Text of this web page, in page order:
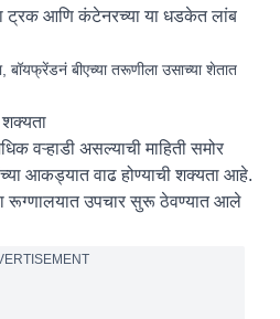
ट्रक आणि कंटेनरच्या या धडकेत लांब
बॉयफ्रेंडनं बीएच्या तरूणीला उसाच्या शेतात
शक्यता
वऱ्हाडी असल्याची माहिती समोर
आकड्यात वाढ होण्याची शक्यता आहे.
रूग्णालयात उपचार सुरू ठेवण्यात आले